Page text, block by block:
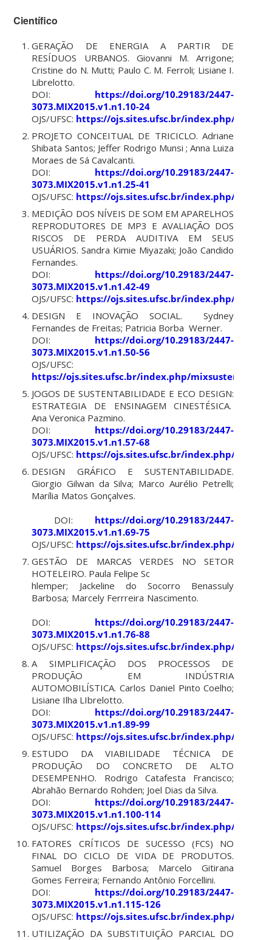
Científico
GERAÇÃO DE ENERGIA A PARTIR DE
RESÍDUOS URBANOS. Giovanni M. Arrigone;
Cristine do N. Mutti; Paulo C. M. Ferroli; Lisiane I.
Librelotto.
DOI: https://doi.org/10.29183/2447-
3073.MIX2015.v1.n1.10-24
OJS/UFSC: https://ojs.sites.ufsc.br/index.php/
PROJETO CONCEITUAL DE TRICICLO. Adriane
Shibata Santos; Jeffer Rodrigo Munsi ; Anna Luiza
Moraes de Sá Cavalcanti.
DOI: https://doi.org/10.29183/2447-
3073.MIX2015.v1.n1.25-41
OJS/UFSC: https://ojs.sites.ufsc.br/index.php/
MEDIÇÃO DOS NÍVEIS DE SOM EM APARELHOS
REPRODUTORES DE MP3 E AVALIAÇÃO DOS
RISCOS DE PERDA AUDITIVA EM SEUS
USUÁRIOS. Sandra Kimie Miyazaki; João Candido
Fernandes.
DOI: https://doi.org/10.29183/2447-
3073.MIX2015.v1.n1.42-49
OJS/UFSC: https://ojs.sites.ufsc.br/index.php/
DESIGN E INOVAÇÃO SOCIAL. Sydney
Fernandes de Freitas; Patricia Borba Werner.
DOI: https://doi.org/10.29183/2447-
3073.MIX2015.v1.n1.50-56
OJS/UFSC:
https://ojs.sites.ufsc.br/index.php/mixsustentavel/
JOGOS DE SUSTENTABILIDADE E ECO DESIGN:
ESTRATEGIA DE ENSINAGEM CINESTÉSICA.
Ana Veronica Pazmino.
DOI: https://doi.org/10.29183/2447-
3073.MIX2015.v1.n1.57-68
OJS/UFSC: https://ojs.sites.ufsc.br/index.php/
DESIGN GRÁFICO E SUSTENTABILIDADE.
Giorgio Gilwan da Silva; Marco Aurélio Petrelli;
Marília Matos Gonçalves.
DOI: https://doi.org/10.29183/2447-
3073.MIX2015.v1.n1.69-75
OJS/UFSC: https://ojs.sites.ufsc.br/index.php/
GESTÃO DE MARCAS VERDES NO SETOR
HOTELEIRO. Paula Felipe Sc
hlemper; Jackeline do Socorro Benassuly
Barbosa; Marcely Ferrreira Nascimento.
DOI: https://doi.org/10.29183/2447-
3073.MIX2015.v1.n1.76-88
OJS/UFSC: https://ojs.sites.ufsc.br/index.php/
A SIMPLIFICAÇÃO DOS PROCESSOS DE
PRODUÇÃO EM INDÚSTRIA
AUTOMOBILÍSTICA. Carlos Daniel Pinto Coelho;
Lisiane Ilha LIbrelotto.
DOI: https://doi.org/10.29183/2447-
3073.MIX2015.v1.n1.89-99
OJS/UFSC: https://ojs.sites.ufsc.br/index.php/
ESTUDO DA VIABILIDADE TÉCNICA DE
PRODUÇÃO DO CONCRETO DE ALTO
DESEMPENHO. Rodrigo Catafesta Francisco;
Abrahão Bernardo Rohden; Joel Dias da Silva.
DOI: https://doi.org/10.29183/2447-
3073.MIX2015.v1.n1.100-114
OJS/UFSC: https://ojs.sites.ufsc.br/index.php/
FATORES CRÍTICOS DE SUCESSO (FCS) NO
FINAL DO CICLO DE VIDA DE PRODUTOS.
Samuel Borges Barbosa; Marcelo Gitirana
Gomes Ferreira; Fernando Antônio Forcellini.
DOI: https://doi.org/10.29183/2447-
3073.MIX2015.v1.n1.115-126
OJS/UFSC: https://ojs.sites.ufsc.br/index.php/
UTILIZAÇÃO DA SUBSTITUIÇÃO PARCIAL DO